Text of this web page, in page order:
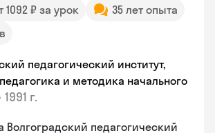
1092 ₽ за урок
35 лет опыта
педагогический институт,
и методика начального
1991 г.
Волгоградский педагогический